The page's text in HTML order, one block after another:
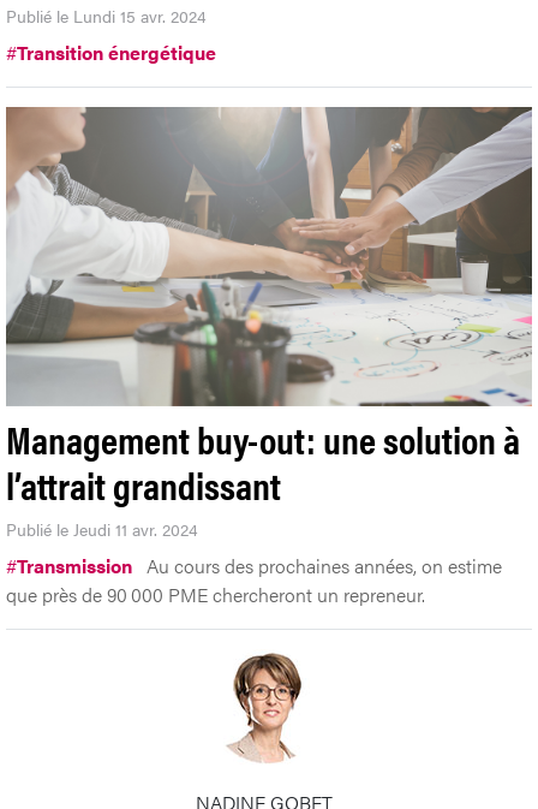
Publié le Lundi 15 avr. 2024
#Transition énergétique
Management buy-out: une solution à
l’attrait grandissant
Publié le Jeudi 11 avr. 2024
#Transmission Au cours des prochaines années, on estime
que près de 90 000 PME chercheront un repreneur.
NADINE GOBET